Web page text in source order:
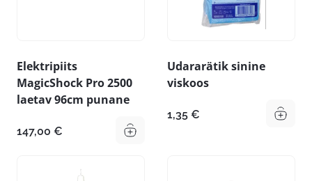
Elektripiits
MagicShock Pro 2500
laetav 96cm punane
147,00 €
Udararätik sinine
viskoos
1,35 €